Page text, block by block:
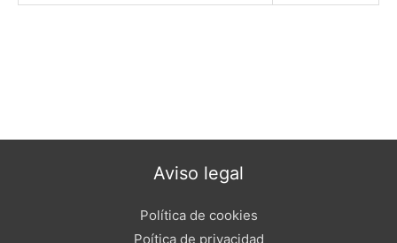
Aviso legal
Política de cookies
Poítica de privacidad